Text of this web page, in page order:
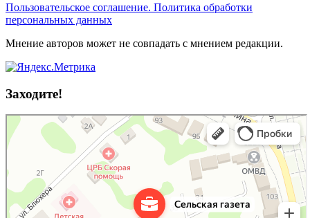
Пользовательское соглашение. Политика обработки
персональных данных
Мнение авторов может не совпадать с мнением редакции.
Заходите!